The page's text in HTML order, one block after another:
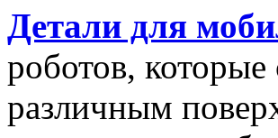
Детали для
роботов,
различным